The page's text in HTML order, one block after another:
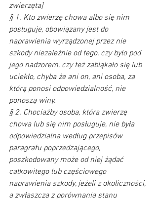
zwierzęta]
§ 1. Kto zwierzę chowa albo się nim
posługuje, obowiązany jest do
naprawienia wyrządzonej przez nie
szkody niezależnie od tego, czy było pod
jego nadzorem, czy też zabłąkało się lub
uciekło, chyba że ani on, ani osoba, za
którą ponosi odpowiedzialność, nie
ponoszą winy.
§ 2. Chociażby osoba, która zwierzę
chowa lub się nim posługuje, nie była
odpowiedzialna według przepisów
paragrafu poprzedzającego,
poszkodowany może od niej żądać
całkowitego lub częściowego
naprawienia szkody, jeżeli z okoliczności,
a zwłaszcza z porównania stanu